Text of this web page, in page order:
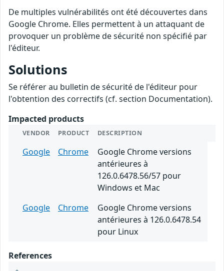
De multiples vulnérabilités ont été découvertes dans
Google Chrome. Elles permettent à un attaquant de
provoquer un problème de sécurité non spécifié par
l'éditeur.
Solutions
Se référer au bulletin de sécurité de l'éditeur pour
l'obtention des correctifs (cf. section Documentation).
Impacted products
VENDOR PRODUCT DESCRIPTION
Google Chrome
Google Chrome versions
antérieures à
126.0.6478.56/57 pour
Windows et Mac
Google
Chrome
Google Chrome versions
antérieures à 126.0.6478.54
pour Linux
References